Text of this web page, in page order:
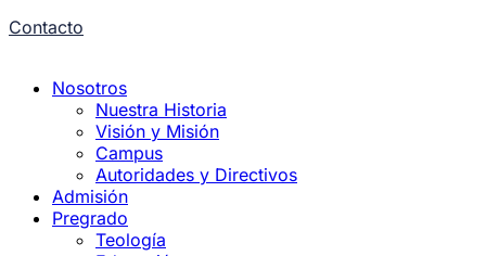
Contacto
Nosotros
Nuestra Historia
Visión y Misión
Campus
Autoridades y Directivos
Admisión
Pregrado
Teología